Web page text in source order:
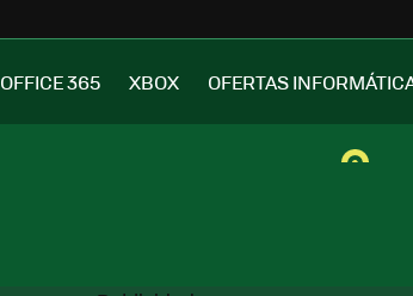
OFFICE 365 XBOX OFERTAS